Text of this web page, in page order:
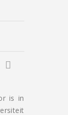
is in